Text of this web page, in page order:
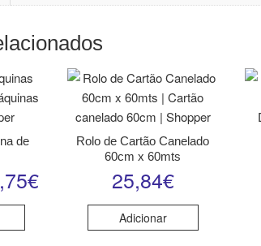
de
€
Rolo de Cartão Canelado
60cm x 60mts
25,84€
Adicionar